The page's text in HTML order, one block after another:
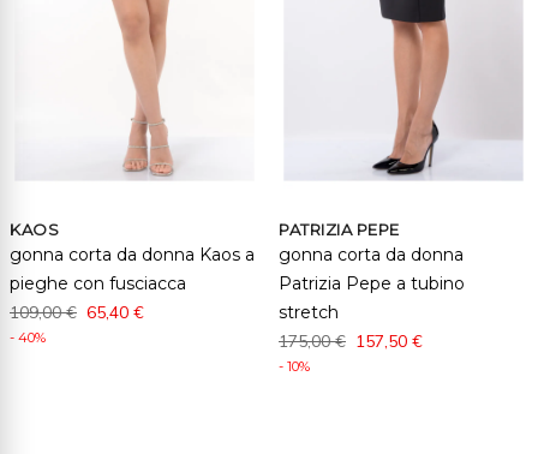
KAOS
gonna corta da donna Kaos a
pieghe con fusciacca
109,00 € 65,40 €
- 40%
PATRIZIA PEPE
gonna corta da donna
Patrizia Pepe a tubino
stretch
175,00 € 157,50 €
- 10%